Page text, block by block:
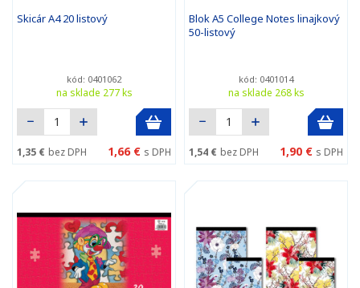
Skicár A4 20 listový
kód: 0401062
na sklade 277 ks
1,35 € bez DPH 1,66 € s DPH
Blok A5 College Notes linajkový
50-listový
kód: 0401014
na sklade 268 ks
1,54 € bez DPH 1,90 € s DPH